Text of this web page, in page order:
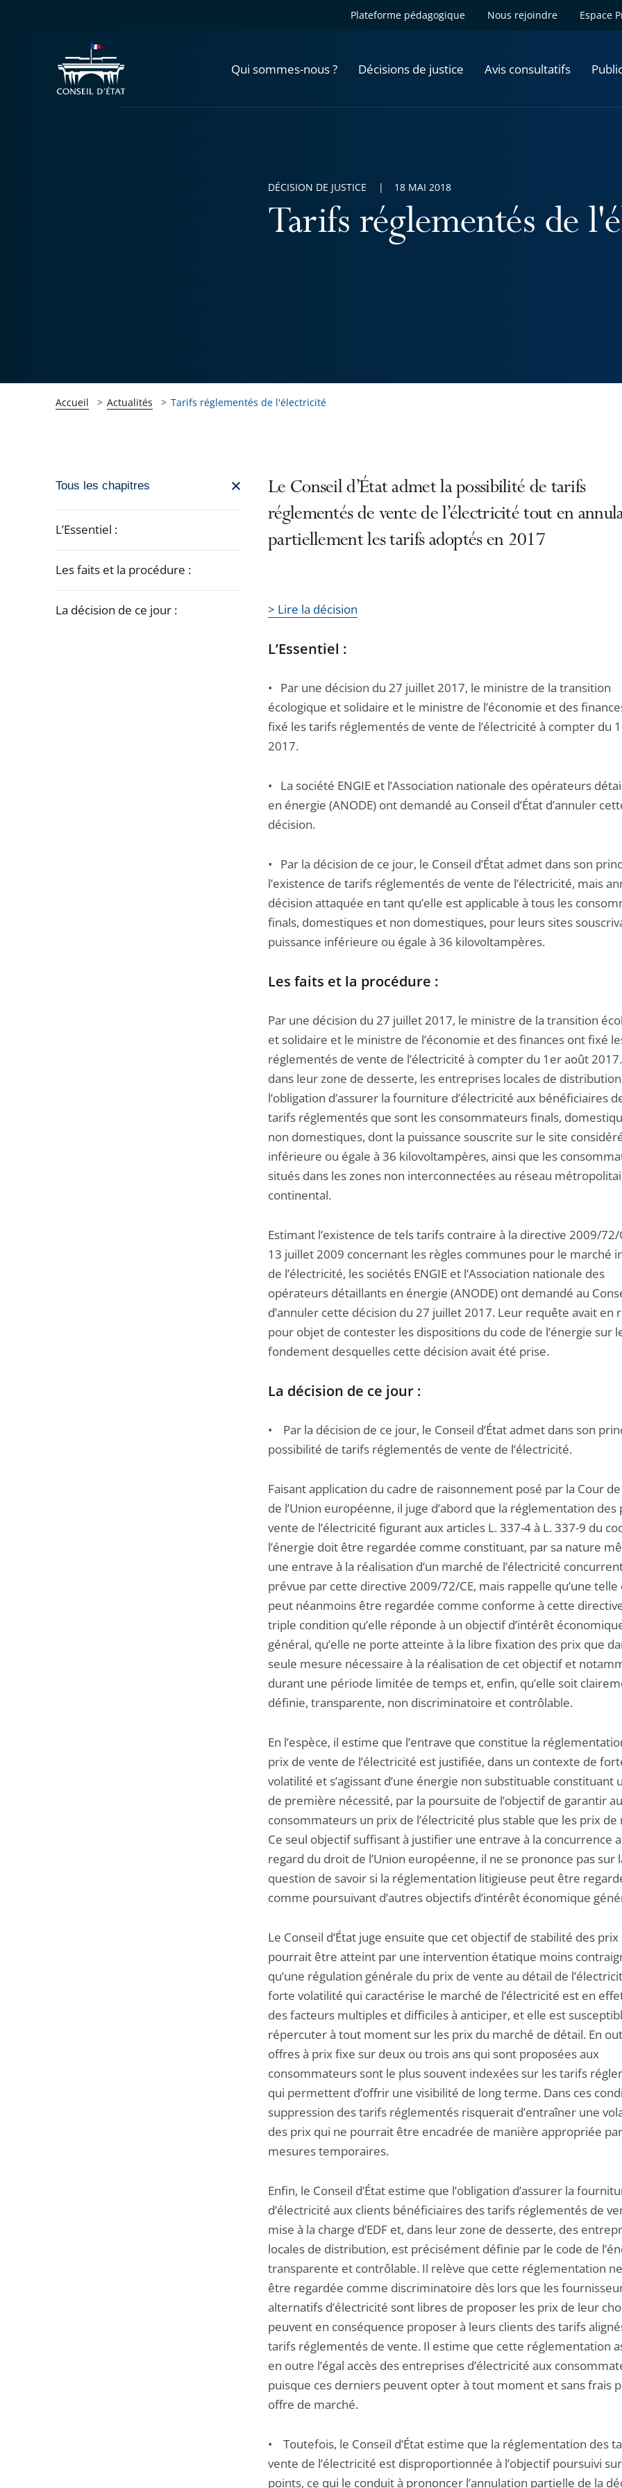
Plateforme pédagogique Nous rejoindre Espace
Qui sommes-nous ? Décisions de justice Avis consultatifs
Tarifs réglementés de
DÉCISION DE JUSTICE 18 MAI 2018
Accueil Actualités Tarifs réglementés de l'électricité
Passer
navigation
l'article
Tous les chapitres
L’Essentiel :
Les faits et la procédure :
La décision de ce jour :
Le Conseil d’État admet la possibilité de tarifs
réglementés de vente de l’électricité tout en
partiellement les tarifs adoptés en 2017
> Lire la décision
L’Essentiel :
• Par une décision du 27 juillet 2017, le ministre de la transition
écologique et solidaire et le ministre de l’économie et des
fixé les tarifs réglementés de vente de l’électricité à compter du
2017.
• La société ENGIE et l’Association nationale des opérateurs
en énergie (ANODE) ont demandé au Conseil d’État d’annuler
décision.
• Par la décision de ce jour, le Conseil d’État admet dans son
l’existence de tarifs réglementés de vente de l’électricité, mais
décision attaquée en tant qu’elle est applicable à tous les
finals, domestiques et non domestiques, pour leurs sites
puissance inférieure ou égale à 36 kilovoltampères.
Les faits et la procédure :
Par une décision du 27 juillet 2017, le ministre de la transition
et solidaire et le ministre de l’économie et des finances ont fixé
réglementés de vente de l’électricité à compter du 1er août 2017.
dans leur zone de desserte, les entreprises locales de
l’obligation d’assurer la fourniture d’électricité aux bénéficiaires
tarifs réglementés que sont les consommateurs finals,
non domestiques, dont la puissance souscrite sur le site
inférieure ou égale à 36 kilovoltampères, ainsi que les
situés dans les zones non interconnectées au réseau
continental.
Estimant l’existence de tels tarifs contraire à la directive 2009/72/
13 juillet 2009 concernant les règles communes pour le marché
de l’électricité, les sociétés ENGIE et l’Association nationale des
opérateurs détaillants en énergie (ANODE) ont demandé au
d’annuler cette décision du 27 juillet 2017. Leur requête avait en
pour objet de contester les dispositions du code de l’énergie sur
fondement desquelles cette décision avait été prise.
La décision de ce jour :
• Par la décision de ce jour, le Conseil d’État admet dans son
possibilité de tarifs réglementés de vente de l’électricité.
Faisant application du cadre de raisonnement posé par la Cour
de l’Union européenne, il juge d’abord que la réglementation des
vente de l’électricité figurant aux articles L. 337-4 à L. 337-9 du
l’énergie doit être regardée comme constituant, par sa nature
une entrave à la réalisation d’un marché de l’électricité
prévue par cette directive 2009/72/CE, mais rappelle qu’une telle
peut néanmoins être regardée comme conforme à cette
triple condition qu’elle réponde à un objectif d’intérêt
général, qu’elle ne porte atteinte à la libre fixation des prix que
seule mesure nécessaire à la réalisation de cet objectif et
durant une période limitée de temps et, enfin, qu’elle soit
définie, transparente, non discriminatoire et contrôlable.
En l’espèce, il estime que l’entrave que constitue la
prix de vente de l’électricité est justifiée, dans un contexte de
volatilité et s’agissant d’une énergie non substituable constituant
de première nécessité, par la poursuite de l’objectif de garantir
consommateurs un prix de l’électricité plus stable que les prix de
Ce seul objectif suffisant à justifier une entrave à la concurrence
regard du droit de l’Union européenne, il ne se prononce pas sur
question de savoir si la réglementation litigieuse peut être
comme poursuivant d’autres objectifs d’intérêt économique
Le Conseil d’État juge ensuite que cet objectif de stabilité des prix
pourrait être atteint par une intervention étatique moins
qu’une régulation générale du prix de vente au détail de
forte volatilité qui caractérise le marché de l’électricité est en
des facteurs multiples et difficiles à anticiper, et elle est
répercuter à tout moment sur les prix du marché de détail. En
offres à prix fixe sur deux ou trois ans qui sont proposées aux
consommateurs sont le plus souvent indexées sur les tarifs
qui permettent d’offrir une visibilité de long terme. Dans ces
suppression des tarifs réglementés risquerait d’entraîner une
des prix qui ne pourrait être encadrée de manière appropriée
mesures temporaires.
Enfin, le Conseil d’État estime que l’obligation d’assurer la
d’électricité aux clients bénéficiaires des tarifs réglementés de
mise à la charge d’EDF et, dans leur zone de desserte, des
locales de distribution, est précisément définie par le code de
transparente et contrôlable. Il relève que cette réglementation
être regardée comme discriminatoire dès lors que les
alternatifs d’électricité sont libres de proposer les prix de leur
peuvent en conséquence proposer à leurs clients des tarifs
tarifs réglementés de vente. Il estime que cette réglementation
en outre l’égal accès des entreprises d’électricité aux
puisque ces derniers peuvent opter à tout moment et sans frais
offre de marché.
• Toutefois, le Conseil d’État estime que la réglementation des
vente de l’électricité est disproportionnée à l’objectif poursuivi
points, ce qui le conduit à prononcer l’annulation partielle de la